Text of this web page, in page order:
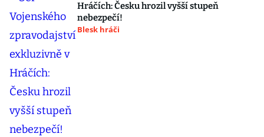
Hráčích: Česku hrozil vyšší stupeň
nebezpečí!
Blesk hráči